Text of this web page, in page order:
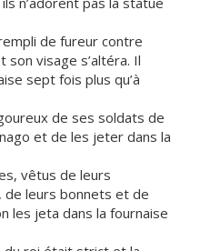
de fureur contre
son visage s’altéra. Il
sept fois plus qu’à
de ses soldats de
et de les jeter dans la
vêtus de leurs
de leurs bonnets et de
les jeta dans la fournaise